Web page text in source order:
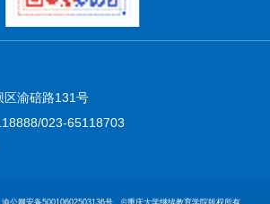
区渝碚路131号
023-65118703
公网安备50010602503136号 ©重庆大学继续教育学院版权所有